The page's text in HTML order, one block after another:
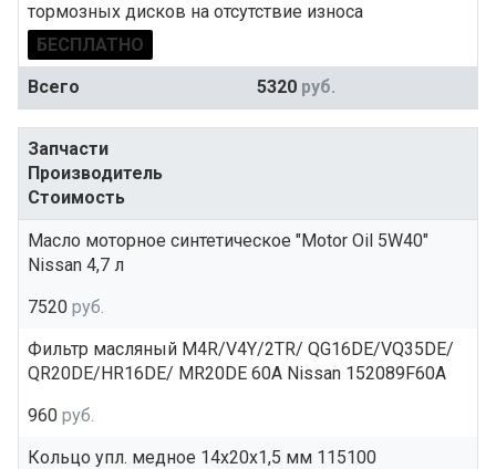
тормозных дисков на отсутствие износа
БЕСПЛАТНО
Всего
5320 руб.
Запчасти
Производитель
Стоимость
Масло моторное синтетическое "Motor Oil 5W40"
Nissan 4,7 л
7520 руб.
Фильтр масляный M4R/V4Y/2TR/ QG16DE/VQ35DE/
QR20DE/HR16DE/ MR20DE 60A Nissan 152089F60A
960 руб.
Кольцо упл. медное 14x20x1,5 мм 115100